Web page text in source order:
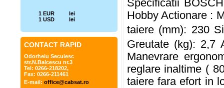
1 EUR
lei
1 USD
lei
CONTACT RAPID
Odorheiu Secuiesc
str.N.Balcescu nr.3
Tel: 0266-218202,
Fax: 0266-211461
E-mail: office@cabsat.ro
Specificatii
Hobby Actionare :
taiere (mm): 230
Greutate (kg):
Manevrare
reglare inaltime (
taiere fara efort in